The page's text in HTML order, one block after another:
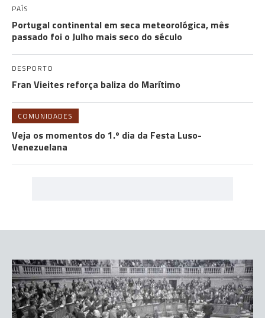
PAÍS
Portugal continental em seca meteorológica, mês
passado foi o Julho mais seco do século
DESPORTO
Fran Vieites reforça baliza do Marítimo
COMUNIDADES
Veja os momentos do 1.º dia da Festa Luso-
Venezuelana